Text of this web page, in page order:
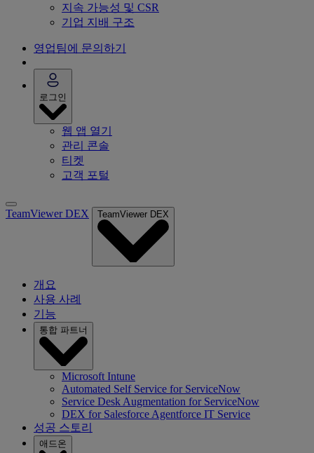
지속 가능성 및 CSR
기업 지배 구조
영업팀에 문의하기
로그인
웹 앱 열기
관리 콘솔
티켓
고객 포털
TeamViewer DEX TeamViewer DEX
개요
사용 사례
기능
통합 파트너
Microsoft Intune
Automated Self Service for ServiceNow
Service Desk Augmentation for ServiceNow
DEX for Salesforce Agentforce IT Service
성공 스토리
애드온